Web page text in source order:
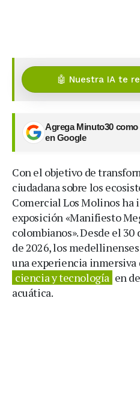
🤖 Nuestra IA te
Agrega Minuto30
en Google
Con el objetivo de
ciudadana sobre los
Comercial Los Molinos ha
exposición «Manifiesto
colombianos». Desde el
de 2026, los
una experiencia inmersiva
ciencia y tecnología en
acuática.